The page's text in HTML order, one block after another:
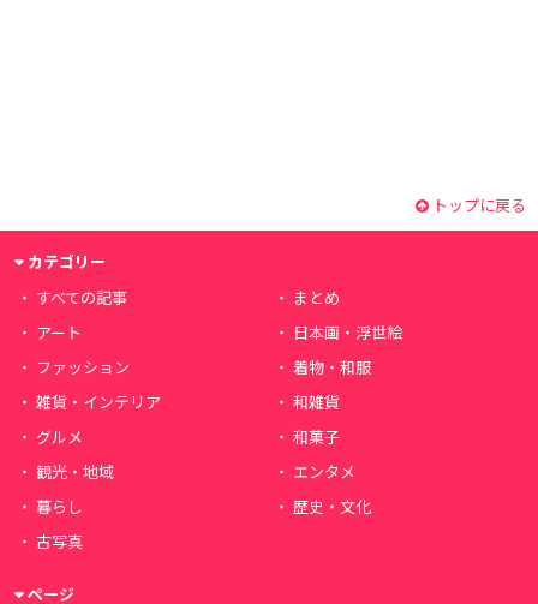
トップに戻る
カテゴリー
すべての記事
まとめ
アート
日本画・浮世絵
ファッション
着物・和服
雑貨・インテリア
和雑貨
グルメ
和菓子
観光・地域
エンタメ
暮らし
歴史・文化
古写真
ページ